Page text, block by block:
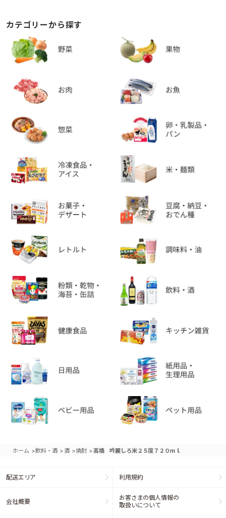
カテゴリーから探す
ホーム >飲料・酒 > 酒 >焼酎 >高橋 吟麗しろ米２５度７２０ｍｌ
配送エリア 利用規約
会社概要
お客さまの個人情報の
取扱いについて